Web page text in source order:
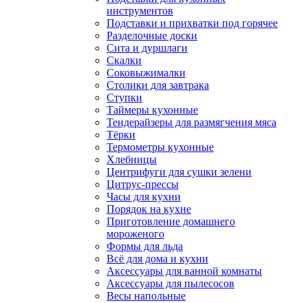
инструментов
Подставки и прихватки под горячее
Разделочные доски
Сита и дуршлаги
Скалки
Соковыжималки
Столики для завтрака
Ступки
Таймеры кухонные
Тендерайзеры для размягчения мяса
Тёрки
Термометры кухонные
Хлебницы
Центрифуги для сушки зелени
Цитрус-прессы
Часы для кухни
Порядок на кухне
Приготовление домашнего
мороженого
Формы для льда
Всё для дома и кухни
Аксессуары для ванной комнаты
Аксессуары для пылесосов
Весы напольные